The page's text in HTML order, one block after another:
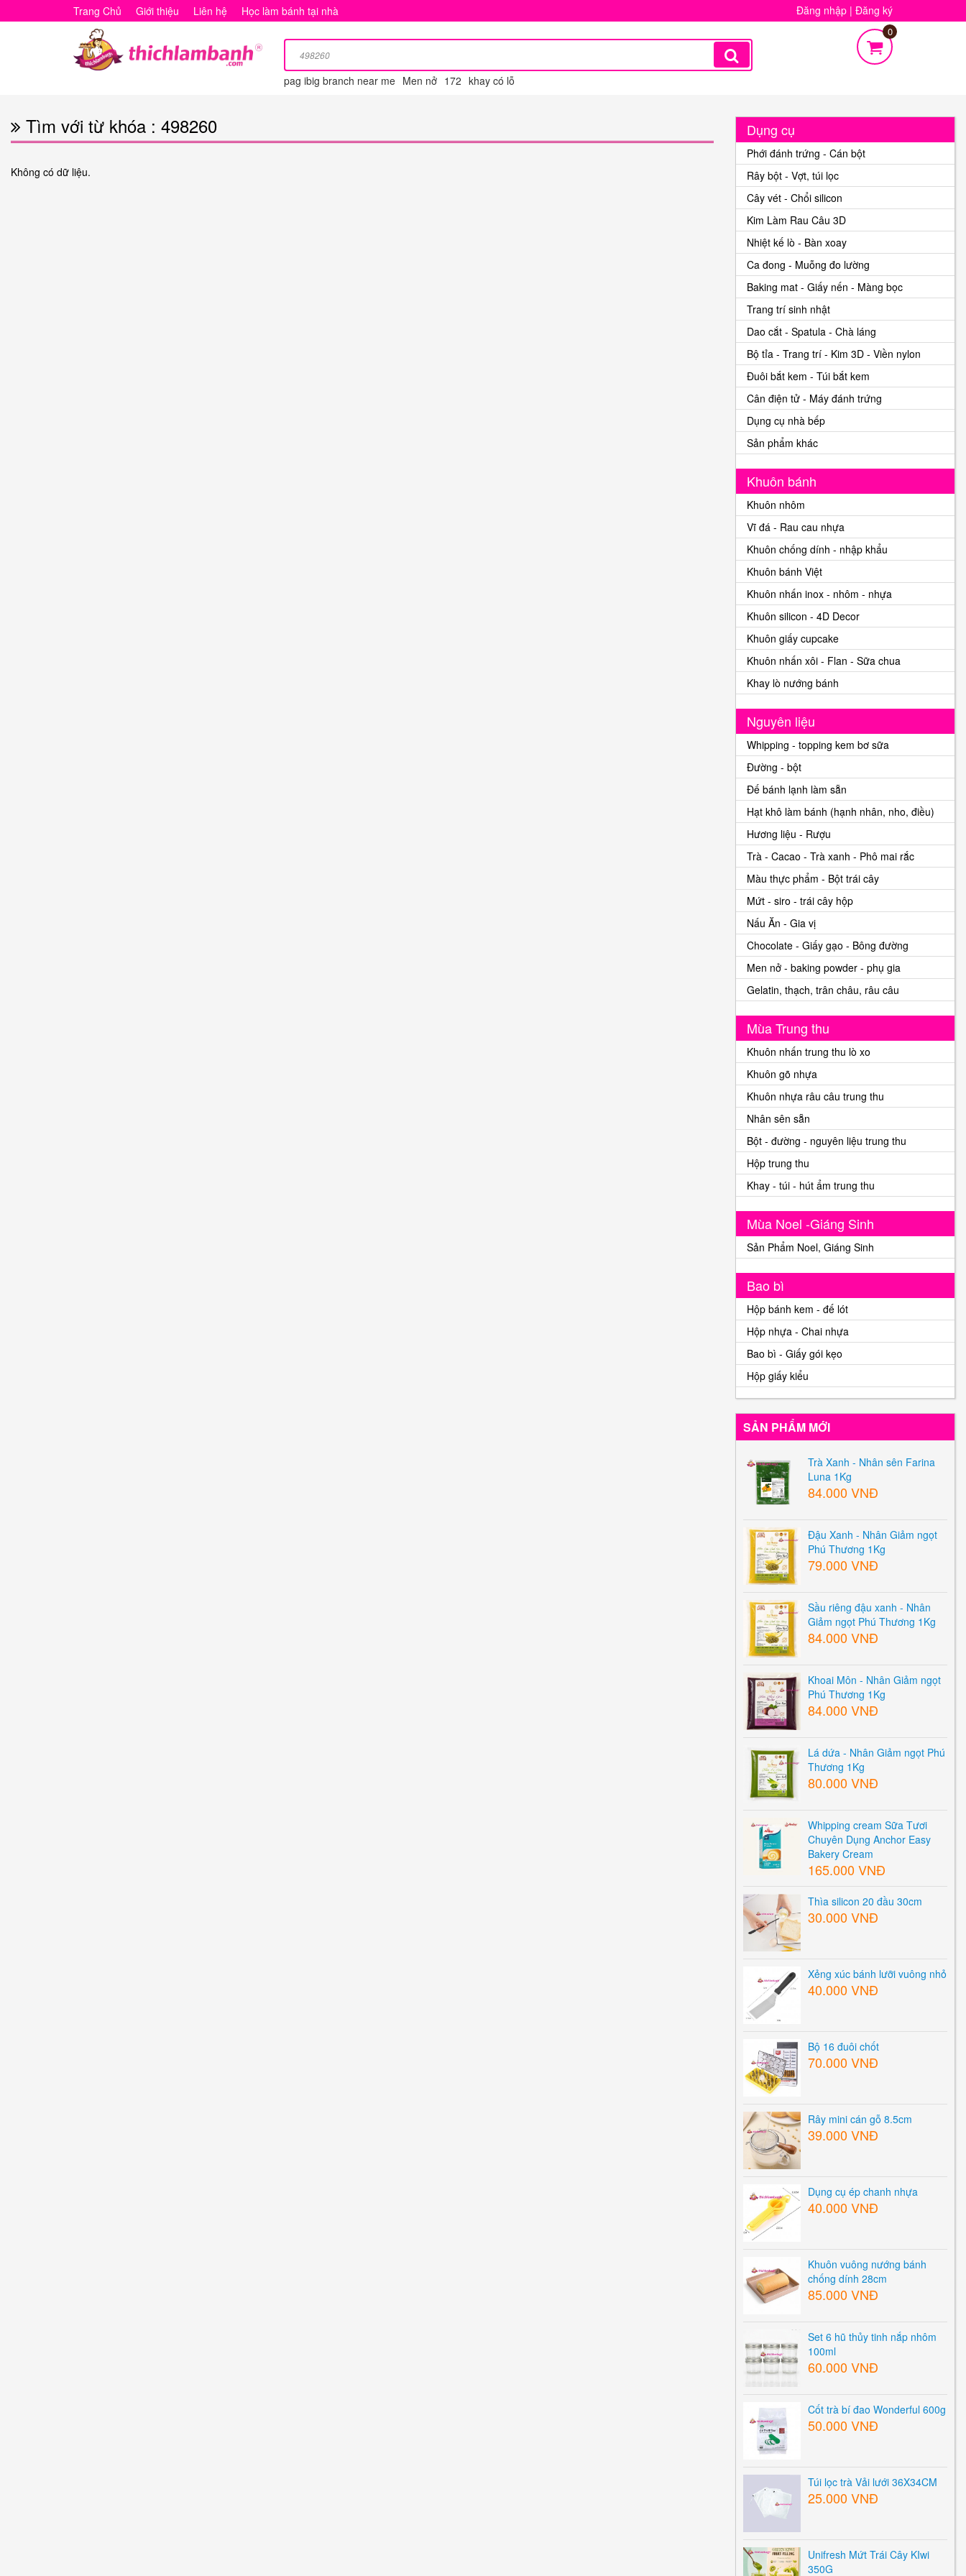
Tìm
498260
Trang Chủ Giới thiệu Liên hệ Học làm bánh tại nhà Đăng nhập | Đăng ký
pag ibig branch near me Men nở 172 khay có lỗ
0
Tìm với từ khóa : 498260
Không có dữ liệu.
Dụng cụ
Phới đánh trứng - Cán bột
Rây bột - Vợt, túi lọc
Cây vét - Chổi silicon
Kim Làm Rau Câu 3D
Nhiệt kế lò - Bàn xoay
Ca đong - Muỗng đo lường
Baking mat - Giấy nến - Màng bọc
Trang trí sinh nhật
Dao cắt - Spatula - Chà láng
Bộ tỉa - Trang trí - Kim 3D - Viền nylon
Đuôi bắt kem - Túi bắt kem
Cân điện tử - Máy đánh trứng
Dụng cụ nhà bếp
Sản phẩm khác
Khuôn bánh
Khuôn nhôm
Vĩ đá - Rau cau nhựa
Khuôn chống dính - nhập khẩu
Khuôn bánh Việt
Khuôn nhấn inox - nhôm - nhựa
Khuôn silicon - 4D Decor
Khuôn giấy cupcake
Khuôn nhấn xôi - Flan - Sữa chua
Khay lò nướng bánh
Nguyên liệu
Whipping - topping kem bơ sữa
Đường - bột
Đế bánh lạnh làm sẵn
Hạt khô làm bánh (hạnh nhân, nho, điều)
Hương liệu - Rượu
Trà - Cacao - Trà xanh - Phô mai rắc
Màu thực phẩm - Bột trái cây
Mứt - siro - trái cây hộp
Nấu Ăn - Gia vị
Chocolate - Giấy gạo - Bông đường
Men nở - baking powder - phụ gia
Gelatin, thạch, trân châu, râu câu
Mùa Trung thu
Khuôn nhấn trung thu lò xo
Khuôn gõ nhựa
Khuôn nhựa râu câu trung thu
Nhân sên sẵn
Bột - đường - nguyên liệu trung thu
Hộp trung thu
Khay - túi - hút ẩm trung thu
Mùa Noel -Giáng Sinh
Sản Phẩm Noel, Giáng Sinh
Bao bì
Hộp bánh kem - đế lót
Hộp nhựa - Chai nhựa
Bao bì - Giấy gói kẹo
Hộp giấy kiểu
SẢN PHẨM MỚI
Trà Xanh - Nhân sên Farina
Luna 1Kg
84.000 VNĐ
Đậu Xanh - Nhân Giảm ngọt
Phú Thương 1Kg
79.000 VNĐ
Sầu riêng đậu xanh - Nhân
Giảm ngọt Phú Thương 1Kg
84.000 VNĐ
Khoai Môn - Nhân Giảm ngọt
Phú Thương 1Kg
84.000 VNĐ
Lá dứa - Nhân Giảm ngọt Phú
Thương 1Kg
80.000 VNĐ
Whipping cream Sữa Tươi
Chuyên Dụng Anchor Easy
Bakery Cream
165.000 VNĐ
Thìa silicon 20 đầu 30cm
30.000 VNĐ
Xẻng xúc bánh lưỡi vuông nhỏ
40.000 VNĐ
Bộ 16 đuôi chốt
70.000 VNĐ
Rây mini cán gỗ 8.5cm
39.000 VNĐ
Dụng cụ ép chanh nhựa
40.000 VNĐ
Khuôn vuông nướng bánh
chống dính 28cm
85.000 VNĐ
Set 6 hũ thủy tinh nắp nhôm
100ml
60.000 VNĐ
Cốt trà bí đao Wonderful 600g
50.000 VNĐ
Túi lọc trà Vải lưới 36X34CM
25.000 VNĐ
Unifresh Mứt Trái Cây KIwi
350G